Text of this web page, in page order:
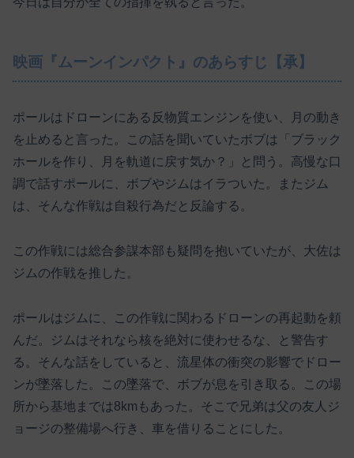
映画『ムーンインパクト』のあらすじ【承】
ポールはドローンにある反物質エンジンを使い、月の動き
を止めると言った。この話を聞いていたボブは「ブラック
ホールを作り、月を軌道に戻す気か？」と問う。高慢な口
調で話すポールに、ボブやジムはイラついた。またジム
は、そんな作戦は自殺行為だと反論する。
この作戦には総合参謀本部も疑問を抱いていたが、大佐は
ジムの作戦を推した。
ポールはジムに、この作戦に関わるドローンの再起動を頼
んだ。ジムはそれなら核を絶対に使わせるな、と警告す
る。そんな話をしていると、流星体の衝突の影響でドロー
ンが墜落した。この墜落で、ボブが息を引き取る。この場
所から基地までは8kmもあった。そこで兄弟は父の友人ジ
ョージの整備場へ行き、車を借りることにした。